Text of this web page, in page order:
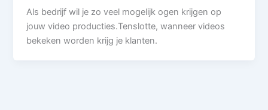
Als bedrijf wil je zo veel mogelijk ogen krijgen op
jouw video producties.Tenslotte, wanneer videos
bekeken worden krijg je klanten.